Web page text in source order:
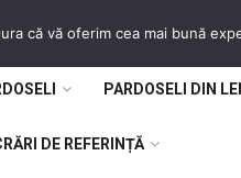
PARDOSELI DIN
DE REFERINȚĂ
că vă oferim cea mai bună